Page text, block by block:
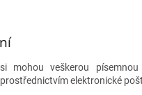
mohou veškerou písemnou
elektronické